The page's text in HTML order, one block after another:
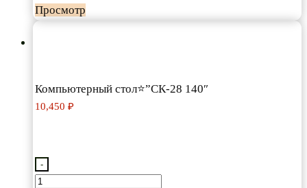
Просмотр
Компьютерный стол⭐”СК-28 140″
10,450 ₽
-
Количество